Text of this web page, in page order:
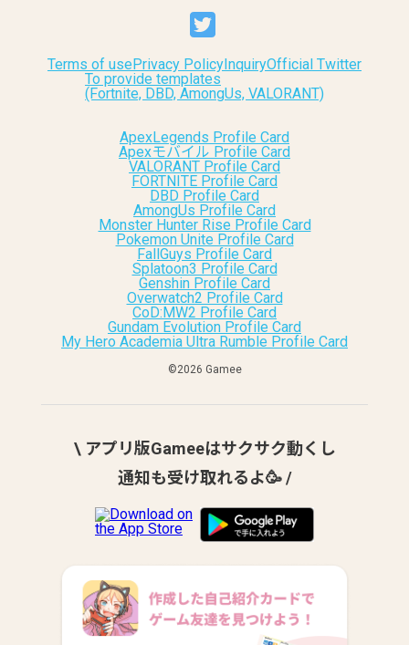
Terms of usePrivacy Policy InquiryOfficial Twitter
To provide templates
(Fortnite, DBD, AmongUs, VALORANT)
ApexLegends Profile Card
Apexモバイル Profile Card
VALORANT Profile Card
FORTNITE Profile Card
DBD Profile Card
AmongUs Profile Card
Monster Hunter Rise Profile Card
Pokemon Unite Profile Card
FallGuys Profile Card
Splatoon3 Profile Card
Genshin Profile Card
Overwatch2 Profile Card
CoD:MW2 Profile Card
Gundam Evolution Profile Card
My Hero Academia Ultra Rumble Profile Card
©︎2026 Gamee
\ アプリ版Gameeはサクサク動くし
通知も受け取れるよ🥳 /